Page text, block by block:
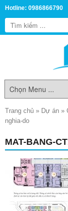
Hotline: 0986866790
Trang chủ » Dự án »
nghia-do
MAT-BANG-